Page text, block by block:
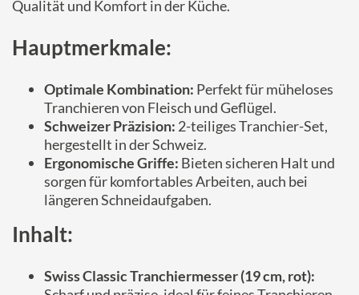
Qualität und Komfort in der Küche.
Hauptmerkmale:
Optimale Kombination: Perfekt für müheloses
Tranchieren von Fleisch und Geflügel.
Schweizer Präzision: 2-teiliges Tranchier-Set,
hergestellt in der Schweiz.
Ergonomische Griffe: Bieten sicheren Halt und
sorgen für komfortables Arbeiten, auch bei
längeren Schneidaufgaben.
Inhalt:
Swiss Classic Tranchiermesser (19 cm, rot):